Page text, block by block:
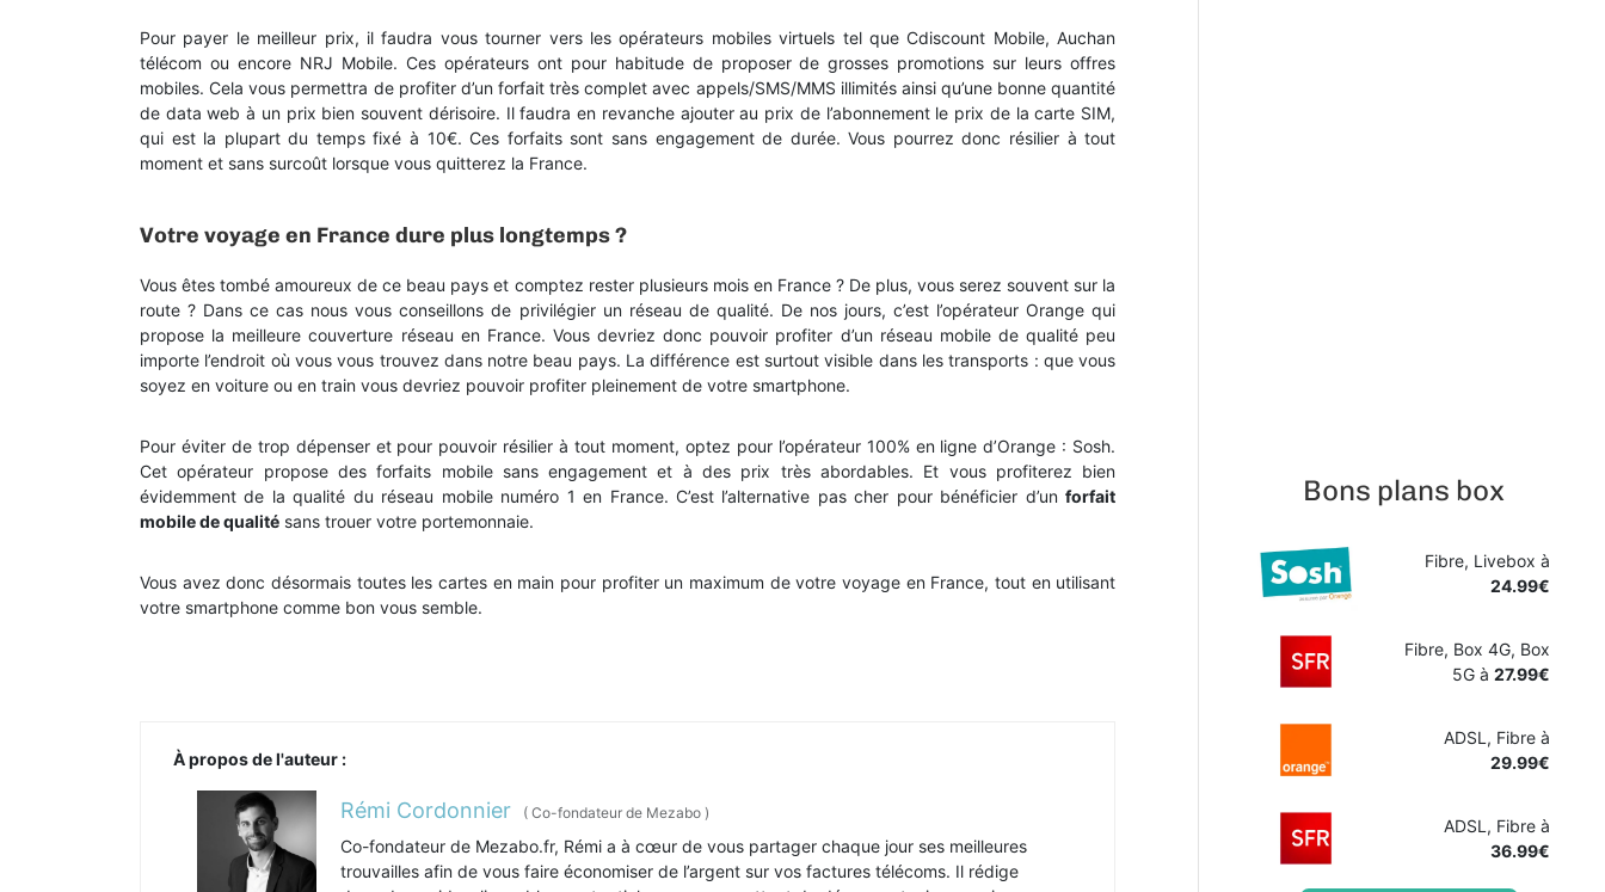
Pour payer le meilleur prix, il faudra vous tourner vers les opérateurs mobiles virtuels tel que Cdiscount Mobile, Auchan
télécom ou encore NRJ Mobile. Ces opérateurs ont pour habitude de proposer de grosses promotions sur leurs offres
mobiles. Cela vous permettra de profiter d’un forfait très complet avec appels/SMS/MMS illimités ainsi qu’une bonne quantité
de data web à un prix bien souvent dérisoire. Il faudra en revanche ajouter au prix de l’abonnement le prix de la carte SIM,
qui est la plupart du temps fixé à 10€. Ces forfaits sont sans engagement de durée. Vous pourrez donc résilier à tout
moment et sans surcoût lorsque vous quitterez la France.
Votre voyage en France dure plus longtemps ?
Vous êtes tombé amoureux de ce beau pays et comptez rester plusieurs mois en France ? De plus, vous serez souvent sur la
route ? Dans ce cas nous vous conseillons de privilégier un réseau de qualité. De nos jours, c’est l’opérateur Orange qui
propose la meilleure couverture réseau en France. Vous devriez donc pouvoir profiter d’un réseau mobile de qualité peu
importe l’endroit où vous vous trouvez dans notre beau pays. La différence est surtout visible dans les transports : que vous
soyez en voiture ou en train vous devriez pouvoir profiter pleinement de votre smartphone.
Pour éviter de trop dépenser et pour pouvoir résilier à tout moment, optez pour l’opérateur 100% en ligne d’Orange : Sosh.
Cet opérateur propose des forfaits mobile sans engagement et à des prix très abordables. Et vous profiterez bien
évidemment de la qualité du réseau mobile numéro 1 en France. C’est l’alternative pas cher pour bénéficier d’unforfait
mobile de qualité sans trouer votre portemonnaie.
Vous avez donc désormais toutes les cartes en main pour profiter un maximum de votre voyage en France, tout en utilisant
votre smartphone comme bon vous semble.
À propos de l'auteur :
Rémi Cordonnier ( Co-fondateur de Mezabo )
Co-fondateur de Mezabo.fr, Rémi a à cœur de vous partager chaque jour ses meilleures
trouvailles afin de vous faire économiser de l’argent sur vos factures télécoms. Il rédige
Bons plans box
Fibre, Livebox à
24.99€
Fibre, Box 4G, Box
5G à27.99€
ADSL, Fibre à
29.99€
ADSL, Fibre à
36.99€